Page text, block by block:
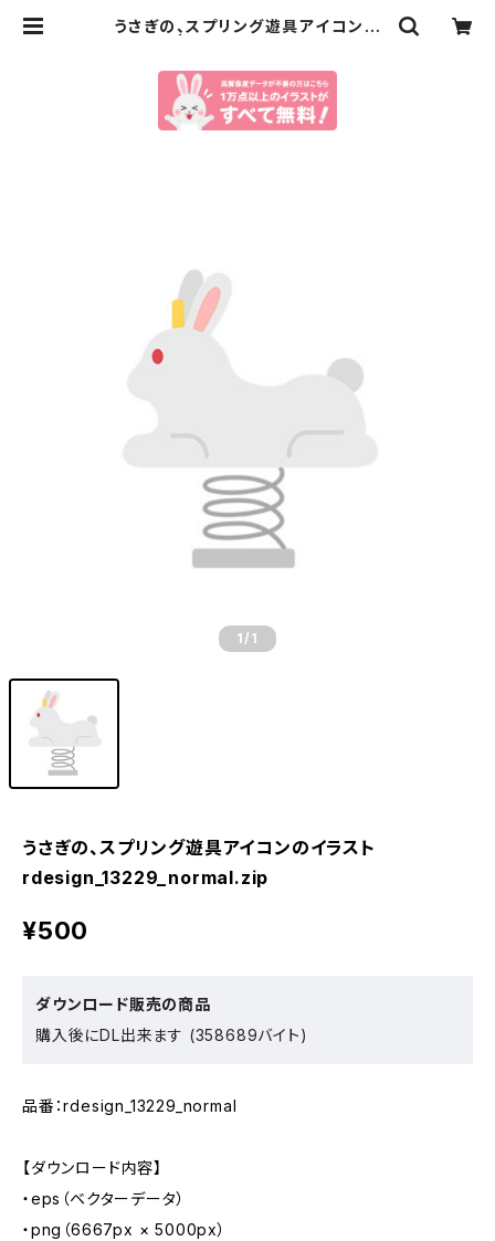
うさぎの、スプリング遊具アイコンの
1 /1
うさぎの、スプリング遊具アイコンのイラスト
rdesign_13229_normal.zip
¥500
ダウンロード販売の商品
購入後にDL出来ます (358689バイト)
品番：rdesign_13229_normal
【ダウンロード内容】
・eps（ベクターデータ）
・png（6667px × 5000px）